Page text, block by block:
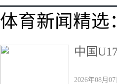
体育新闻精选
中国
2026年08月